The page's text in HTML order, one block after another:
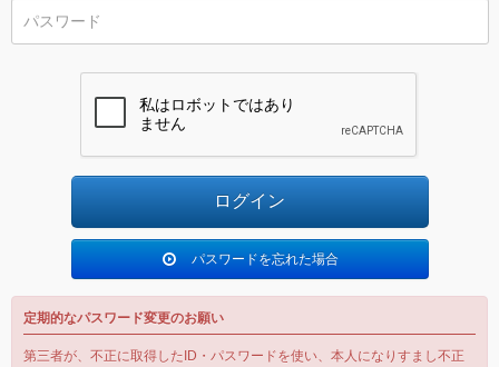
パスワードを忘れた場合
定期的なパスワード変更のお願い
第三者が、不正に取得したID・パスワードを使い、本人になりすまし不正